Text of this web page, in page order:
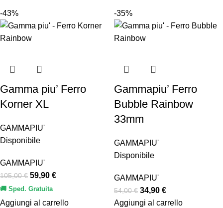
-43%
Gamma piu’ Ferro
Korner XL
GAMMAPIU'
Disponibile
GAMMAPIU'
105,00€ 59,90 €
🚚 Sped. Gratuita
Aggiungi al carrello
-35%
Gammapiu’ Ferro
Bubble Rainbow
33mm
GAMMAPIU'
Disponibile
GAMMAPIU'
54,00€ 34,90 €
Aggiungi al carrello